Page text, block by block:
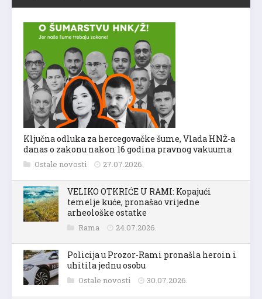
Ključna odluka za hercegovačke šume, Vlada HNŽ-a
danas o zakonu nakon 16 godina pravnog vakuuma
Ostale novosti 27.07.2026.
VELIKO OTKRIĆE U RAMI: Kopajući
temelje kuće, pronašao vrijedne
arheološke ostatke
Rama 24.07.2026.
Policija u Prozor-Rami pronašla heroin i
uhitila jednu osobu
Ostale novosti 30.07.2026.